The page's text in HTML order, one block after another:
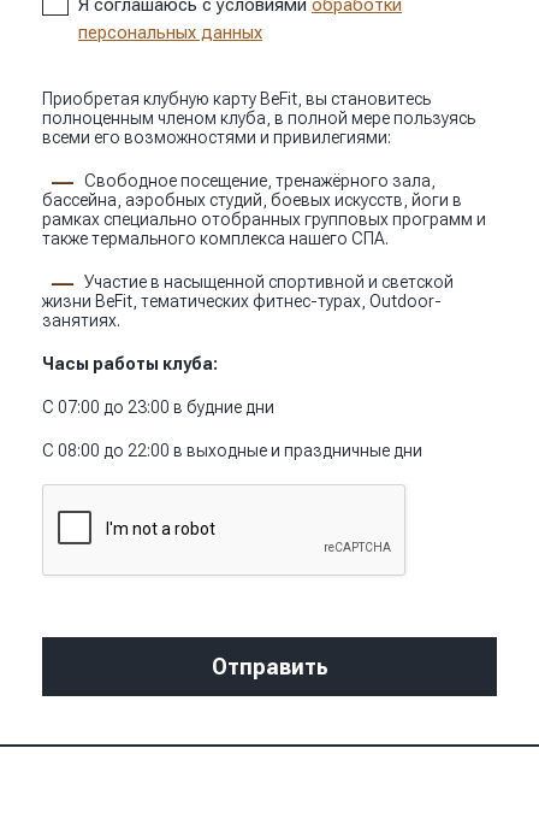
Я соглашаюсь с условиями обработки
персональных данных
Приобретая клубную карту BeFit, вы становитесь
полноценным членом клуба, в полной мере пользуясь
всеми его возможностями и привилегиями:
Свободное посещение, тренажёрного зала,
бассейна, аэробных студий, боевых искусств, йоги в
рамках специально отобранных групповых программ и
также термального комплекса нашего СПА.
Участие в насыщенной спортивной и светской
жизни BeFit, тематических фитнес-турах, Outdoor-
занятиях.
Часы работы клуба:
С 07:00 до 23:00 в будние дни
С 08:00 до 22:00 в выходные и праздничные дни